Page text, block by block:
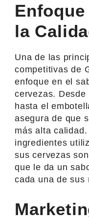
la
Una de las
competitivas de
enfoque en el
cervezas.
hasta el
asegura de que
más alta
ingredientes
sus cervezas
que le da un
cada una de sus